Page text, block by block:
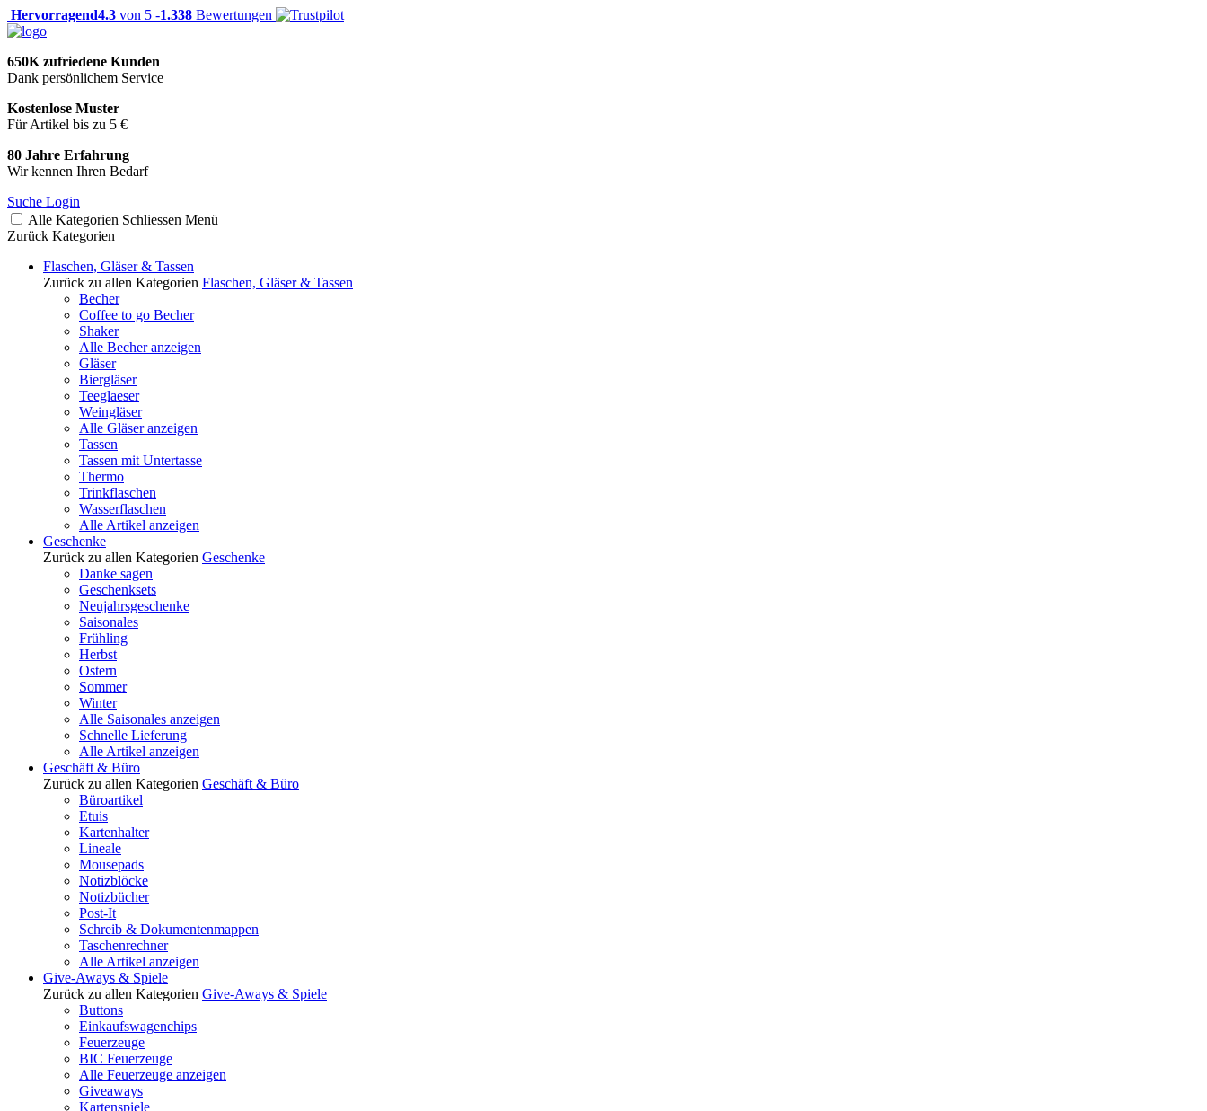
Hervorragend4.3 von 5 -1.338 Bewertungen
650K zufriedene Kunden
Dank persönlichem Service
Kostenlose Muster
Für Artikel bis zu 5 €
80 Jahre Erfahrung
Wir kennen Ihren Bedarf
Suche Login
Alle Kategorien Schliessen Menü
Zurück Kategorien
Flaschen, Gläser & Tassen
Zurück zu allen Kategorien Flaschen, Gläser & Tassen
Becher
Coffee to go Becher
Shaker
Alle Becher anzeigen
Gläser
Biergläser
Teeglaeser
Weingläser
Alle Gläser anzeigen
Tassen
Tassen mit Untertasse
Thermo
Trinkflaschen
Wasserflaschen
Alle Artikel anzeigen
Geschenke
Zurück zu allen Kategorien Geschenke
Danke sagen
Geschenksets
Neujahrsgeschenke
Saisonales
Frühling
Herbst
Ostern
Sommer
Winter
Alle Saisonales anzeigen
Schnelle Lieferung
Alle Artikel anzeigen
Geschäft & Büro
Zurück zu allen Kategorien Geschäft & Büro
Büroartikel
Etuis
Kartenhalter
Lineale
Mousepads
Notizblöcke
Notizbücher
Post-It
Schreib & Dokumentenmappen
Taschenrechner
Alle Artikel anzeigen
Give-Aways & Spiele
Zurück zu allen Kategorien Give-Aways & Spiele
Buttons
Einkaufswagenchips
Feuerzeuge
BIC Feuerzeuge
Alle Feuerzeuge anzeigen
Giveaways
Kartenspiele